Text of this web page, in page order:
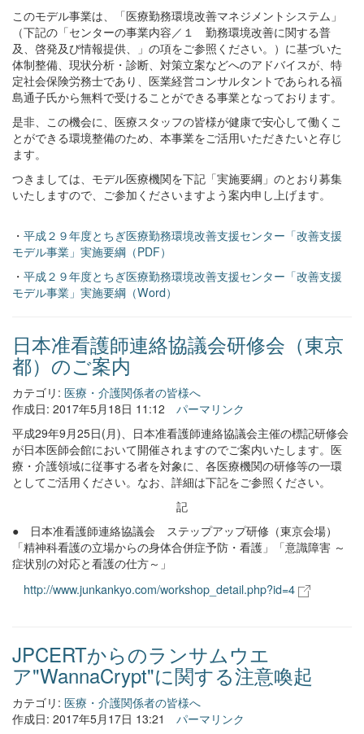
このモデル事業は、「医療勤務環境改善マネジメントシステム」
（下記の「センターの事業内容／１ 勤務環境改善に関する普
及、啓発及び情報提供、」の項をご参照ください。）に基づいた
体制整備、現状分析・診断、対策立案などへのアドバイスが、特
定社会保険労務士であり、医業経営コンサルタントであられる福
島通子氏から無料で受けることができる事業となっております。
是非、この機会に、医療スタッフの皆様が健康で安心して働くこ
とができる環境整備のため、本事業をご活用いただきたいと存じ
ます。
つきましては、モデル医療機関を下記「実施要綱」のとおり募集
いたしますので、ご参加くださいますよう案内申し上げます。
・ 平成２９年度とちぎ医療勤務環境改善支援センター「改善支援
モデル事業」実施要綱（PDF）
・ 平成２９年度とちぎ医療勤務環境改善支援センター「改善支援
モデル事業」実施要綱（Word）
日本准看護師連絡協議会研修会（東京
都）のご案内
カテゴリ: 医療・介護関係者の皆様へ
作成日: 2017年5月18日 11:12
パーマリンク
平成29年9月25日(月)、日本准看護師連絡協議会主催の標記研修会
が日本医師会館において開催されますのでご案内いたします。 医
療・介護領域に従事する者を対象に、各医療機関の研修等の一環
としてご活用ください。 なお、詳細は下記をご参照ください。
記
● 日本准看護師連絡協議会 ステップアップ研修（東京会場）
「精神科看護の立場からの身体合併症予防・看護」
「意識障害 ～
症状別の対応と看護の仕方～」
http://www.junkankyo.com/workshop_detail.php?id=4
JPCERTからのランサムウエ
ア"WannaCrypt"に関する注意喚起
カテゴリ: 医療・介護関係者の皆様へ
作成日: 2017年5月17日 13:21
パーマリンク